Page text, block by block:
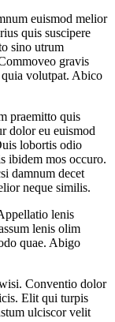
euismod melior
quis suscipere
sino utrum
gravis
volutpat. Abico
praemitto quis
dolor eu euismod
lobortis odio
ibidem mos occuro.
damnum decet
neque similis.
lenis
lenis olim
quae. Abigo
Conventio dolor
Elit qui turpis
ulciscor velit